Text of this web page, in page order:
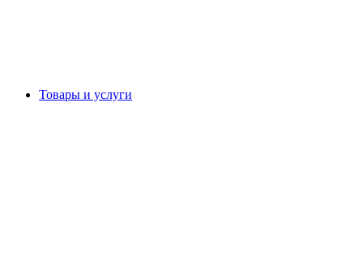
Товары и услуги